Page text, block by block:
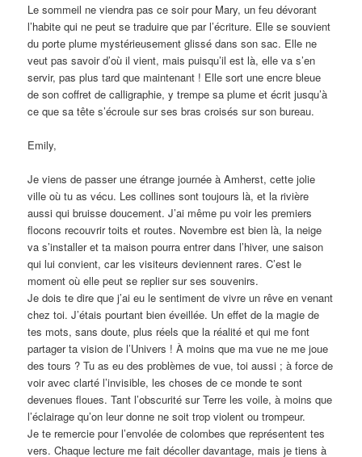
Le sommeil ne viendra pas ce soir pour Mary, un feu dévorant
l’habite qui ne peut se traduire que par l’écriture. Elle se souvient
du porte plume mystérieusement glissé dans son sac. Elle ne
veut pas savoir d’où il vient, mais puisqu’il est là, elle va s’en
servir, pas plus tard que maintenant ! Elle sort une encre bleue
de son coffret de calligraphie, y trempe sa plume et écrit jusqu’à
ce que sa tête s’écroule sur ses bras croisés sur son bureau.
Emily,
Je viens de passer une étrange journée à Amherst, cette jolie
ville où tu as vécu. Les collines sont toujours là, et la rivière
aussi qui bruisse doucement. J’ai même pu voir les premiers
flocons recouvrir toits et routes. Novembre est bien là, la neige
va s’installer et ta maison pourra entrer dans l’hiver, une saison
qui lui convient, car les visiteurs deviennent rares. C’est le
moment où elle peut se replier sur ses souvenirs.
Je dois te dire que j’ai eu le sentiment de vivre un rêve en venant
chez toi. J’étais pourtant bien éveillée. Un effet de la magie de
tes mots, sans doute, plus réels que la réalité et qui me font
partager ta vision de l’Univers ! À moins que ma vue ne me joue
des tours ? Tu as eu des problèmes de vue, toi aussi ; à force de
voir avec clarté l’invisible, les choses de ce monde te sont
devenues floues. Tant l’obscurité sur Terre les voile, à moins que
l’éclairage qu’on leur donne ne soit trop violent ou trompeur.
Je te remercie pour l’envolée de colombes que représentent tes
vers. Chaque lecture me fait décoller davantage, mais je tiens à